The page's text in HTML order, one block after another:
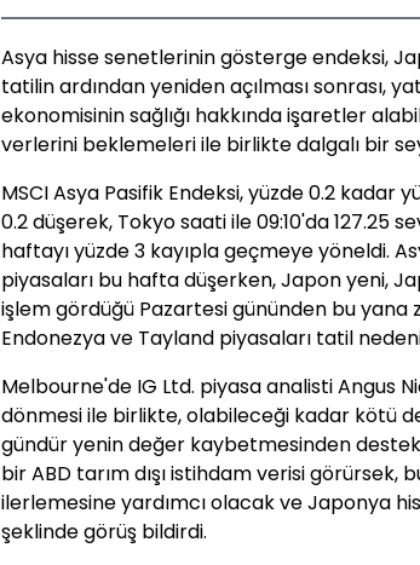
Asya hisse senetlerinin gösterge endeksi,
tatilin ardından yeniden açılması sonrası,
ekonomisinin sağlığı hakkında işaretler
verlerini beklemeleri ile birlikte dalgalı bir
MSCI Asya Pasifik Endeksi, yüzde 0.2 kadar
0.2 düşerek, Tokyo saati ile 09:10'da 127.25
haftayı yüzde 3 kayıpla geçmeye yöneldi.
piyasaları bu hafta düşerken, Japon yeni,
işlem gördüğü Pazartesi gününden bu yana
Endonezya ve Tayland piyasaları tatil
Melbourne'de IG Ltd. piyasa analisti Angus
dönmesi ile birlikte, olabileceği kadar kötü
gündür yenin değer kaybetmesinden
bir ABD tarım dışı istihdam verisi görürsek,
ilerlemesine yardımcı olacak ve Japonya
şeklinde görüş bildirdi.